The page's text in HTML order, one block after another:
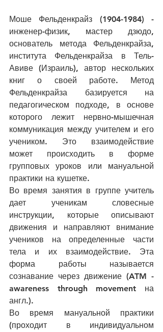
Моше Фельденкрайз (1904-1984) -
инженер-физик, мастер дзюдо,
основатель метода Фельденкрайза,
института Фельденкрайза в Тель-
Авиве (Израиль), автор нескольких
книг о своей работе. Метод
Фельденкрайза базируется на
педагогическом подходе, в основе
которого лежит нервно-мышечная
коммуникация между учителем и его
учеником. Это взаимодействие
может происходить в форме
групповых уроков или мануальной
практики на кушетке.
Во время занятия в группе учитель
дает ученикам словесные
инструкции, которые описывают
движения и направляют внимание
учеников на определенные части
тела и их взаимодействие. Эта
форма работы называется
сознавание через движение (ATM -
awareness through movement на
англ.).
Во время мануальной практики
(проходит в индивидуальном